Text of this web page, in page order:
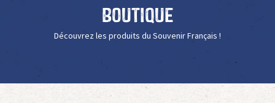
Boutique
Découvrez les produits du Souvenir Français !